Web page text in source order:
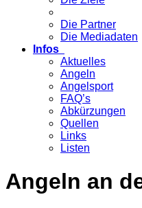
Die Partner
Die Mediadaten
Infos
Aktuelles
Angeln
Angelsport
FAQ’s
Abkürzungen
Quellen
Links
Listen
Angeln an